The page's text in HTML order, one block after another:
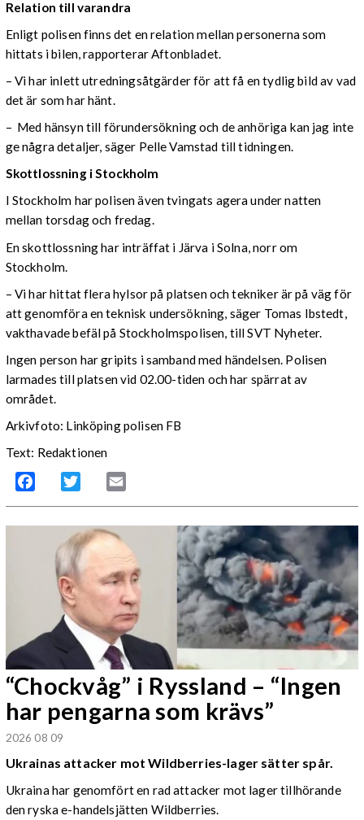
Relation till varandra
Enligt polisen finns det en relation mellan personerna som
hittats i bilen, rapporterar Aftonbladet.
– Vi har inlett utredningsåtgärder för att få en tydlig bild av vad
det är som har hänt.
– Med hänsyn till förundersökning och de anhöriga kan jag inte
ge några detaljer, säger Pelle Vamstad till tidningen.
Skottlossning i Stockholm
I Stockholm har polisen även tvingats agera under natten
mellan torsdag och fredag.
En skottlossning har inträffat i Järva i Solna, norr om
Stockholm.
– Vi har hittat flera hylsor på platsen och tekniker är på väg för
att genomföra en teknisk undersökning, säger Tomas Ibstedt,
vakthavade befäl på Stockholmspolisen, till SVT Nyheter.
Ingen person har gripits i samband med händelsen. Polisen
larmades till platsen vid 02.00-tiden och har spärrat av
området.
Arkivfoto: Linköping polisen FB
Text: Redaktionen
Facebook Twitter
“Chockvåg” i Ryssland – “Ingen
har pengarna som krävs”
2026 08 09
Ukrainas attacker mot Wildberries-lager sätter spår.
Ukraina har genomfört en rad attacker mot lager tillhörande
den ryska e-handelsjätten Wildberries.